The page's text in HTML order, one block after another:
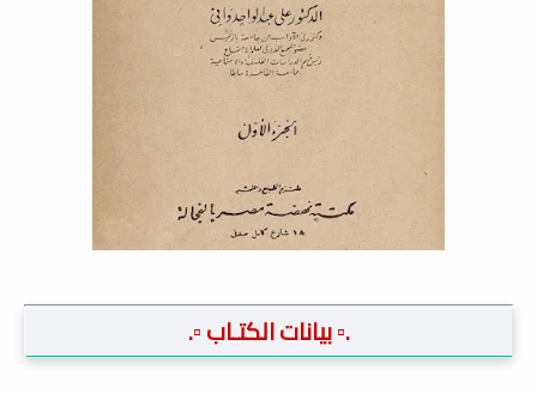
.▫️ بيانات الكتـاب ▫️.